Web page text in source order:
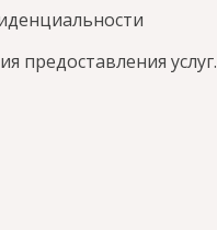
предоставления услуг.